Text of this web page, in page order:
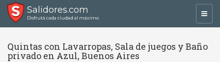
Salidores.com
Disfrutá cada ciudad al máximo
Quintas con Lavarropas, Sala de juegos y Baño
privado en Azul, Buenos Aires